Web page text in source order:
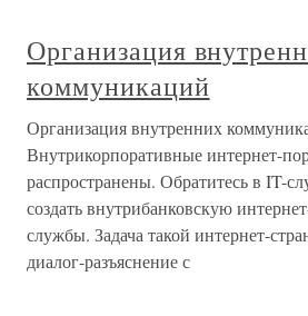
Организация
коммуникаций
Организация внутренних
Внутрикорпоративные интернет-
распространены. Обратитесь в IT-
создать внутрибанковскую
службы. Задача такой интернет-
диалог-разъяснение с